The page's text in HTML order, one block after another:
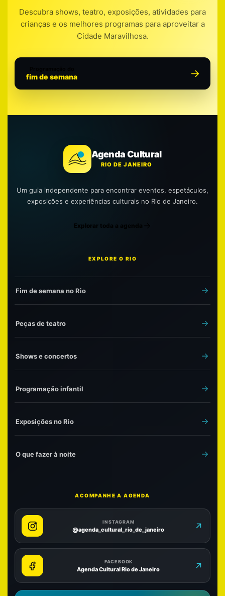
Descubra shows, teatro, exposições, atividades para
crianças e os melhores programas para aproveitar a
Cidade Maravilhosa.
fim de semana
Agenda Cultural
RIO DE JANEIRO
Um guia independente para encontrar eventos, espetáculos,
exposições e experiências culturais no Rio de Janeiro.
Explorar toda a agenda
EXPLORE O RIO
Fim de semana no Rio
Peças de teatro
Shows e concertos
Programação infantil
Exposições no Rio
O que fazer à noite
ACOMPANHE A AGENDA
INSTAGRAM
@agenda_cultural_rio_de_janeiro
FACEBOOK
Agenda Cultural Rio de Janeiro